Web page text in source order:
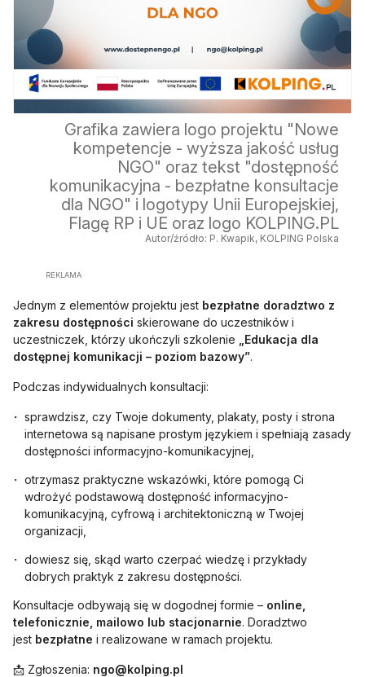
Grafika zawiera logo projektu "Nowe
kompetencje - wyższa jakość usług
NGO" oraz tekst "dostępność
komunikacyjna - bezpłatne konsultacje
dla NGO" i logotypy Unii Europejskiej,
Flagę RP i UE oraz logo KOLPING.PL
Autor/źródło: P. Kwapik, KOLPING Polska
REKLAMA
Jednym z elementów projektu jest bezpłatne doradztwo z
zakresu dostępności skierowane do uczestników i
uczestniczek, którzy ukończyli szkolenie
„Edukacja dla
dostępnej komunikacji – poziom bazowy”.
Podczas indywidualnych konsultacji:
sprawdzisz, czy Twoje dokumenty, plakaty, posty i strona
internetowa są napisane prostym językiem i spełniają zasady
dostępności informacyjno-komunikacyjnej,
otrzymasz praktyczne wskazówki, które pomogą Ci
wdrożyć podstawową dostępność informacyjno-
komunikacyjną, cyfrową i architektoniczną w Twojej
organizacji,
dowiesz się, skąd warto czerpać wiedzę i przykłady
dobrych praktyk z zakresu dostępności.
Konsultacje odbywają się w dogodnej formie – online,
telefonicznie, mailowo lub stacjonarnie. Doradztwo
jest bezpłatne i realizowane w ramach projektu.
📩 Zgłoszenia: ngo@kolping.pl